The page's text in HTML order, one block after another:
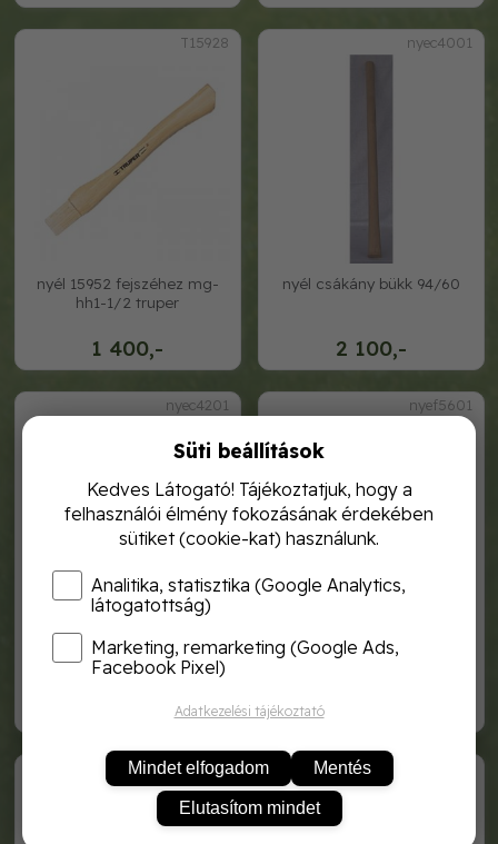
T15928
1 400,-
nyél 15952 fejszéhez mg-
hh1-1/2 truper
nyec4001
2 100,-
nyél csákány bükk 94/60
nyec4201
nyél csákány bükk 94/75
nyef5601
nyél-fejsze fazonos bükk
nyek3801
Süti beállítások
Kedves Látogató! Tájékoztatjuk, hogy a
felhasználói élmény fokozásának érdekében
sütiket (cookie-kat) használunk.
Analitika, statisztika (Google Analytics,
látogatottság)
Marketing, remarketing (Google Ads,
Facebook Pixel)
Adatkezelési tájékoztató
Mindet elfogadom Mentés
Elutasítom mindet